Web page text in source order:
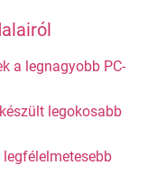
a legnagyobb PC-
legokosabb